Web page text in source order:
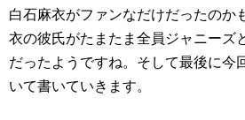
白石麻衣がファンなだけだったのか
衣の彼氏がたまたま全員ジャニーズ
だったようですね。そして最後に今
いて書いていきます。